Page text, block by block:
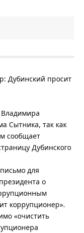
Сытника, так как
сообщает
Дубинского
для
о
коррупционер».
«очистить